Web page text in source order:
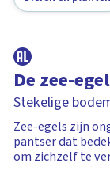
De zee-
Stekelige
Zee-egels zijn
pantser dat
om zichzelf te